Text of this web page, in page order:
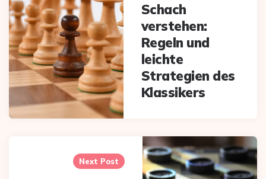
Schach
verstehen:
Regeln und
leichte
Strategien des
Klassikers
Next Post